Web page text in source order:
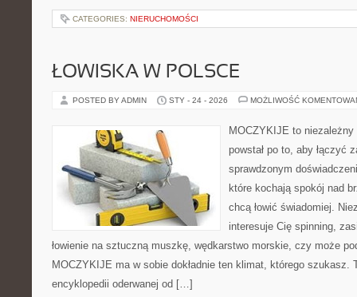
CATEGORIES: NIERUCHOMOŚCI
ŁOWISKA W POLSCE
POSTED BY ADMIN STY - 24 - 2026 MOŻLIWOŚĆ
MOCZYKIJE to
powstał po to, aby łączyć
sprawdzonym
które kochają spokój nad
chcą łowić świadomiej.
interesuje Cię spinning,
łowienie na sztuczną muszkę, wędkarstwo morskie, czy może
MOCZYKIJE ma w sobie dokładnie ten klimat, którego szukasz.
encyklopedii oderwanej od […]